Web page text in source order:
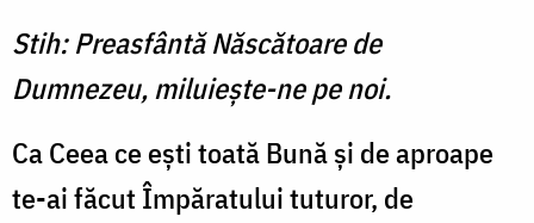
Stih: Preasfântă Născătoare de
Dumnezeu, miluieşte-ne pe noi.
Ca Ceea ce eşti toată Bună şi de aproape
te-ai făcut Împăratului tuturor, de